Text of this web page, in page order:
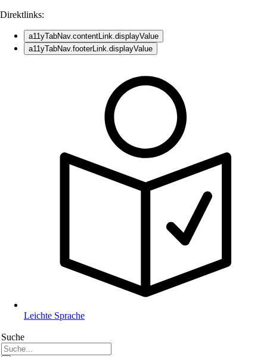
Direktlinks:
a11yTabNav.contentLink.displayValue
a11yTabNav.footerLink.displayValue
Leichte Sprache
Suche